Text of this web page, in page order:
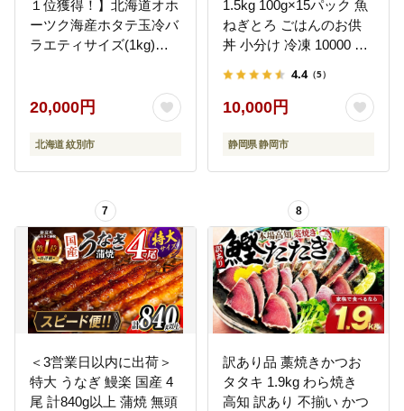
１位獲得！】北海道オホ
ーツク海産ホタテ玉冷バ
ラエティサイズ(1kg)｜
20,000円
北海道 紋別市
1.5kg 100g×15パック 魚
ねぎとろ ごはんのお供
丼 小分け 冷凍 10000 海
4.4（5）
10,000円
静岡県 静岡市
7
＜3営業日以内に出荷＞
特大 うなぎ 鰻楽 国産 4
尾 計840g以上 蒲焼 無頭
8
訳あり品 藁焼きかつお
タタキ 1.9kg わら焼き
高知 訳あり 不揃い かつ